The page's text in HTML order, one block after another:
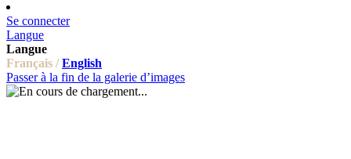
Se connecter
Langue
Langue
Français / English
Passer à la fin de la galerie d’images